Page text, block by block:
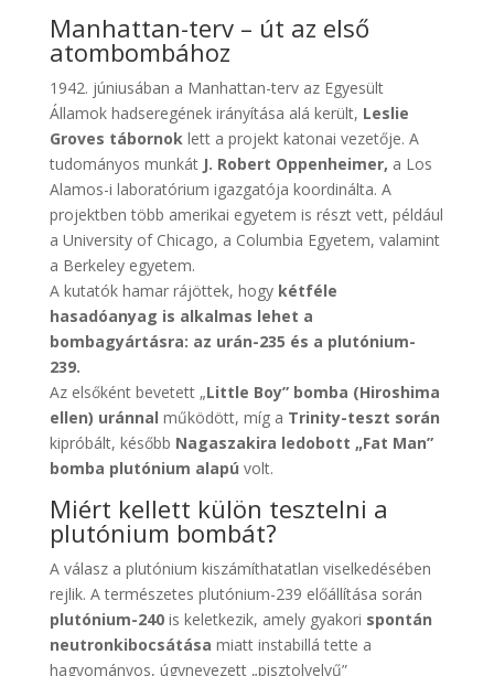
Manhattan-terv – út az első
atombombához
1942. júniusában a Manhattan-terv az Egyesült
Államok hadseregének irányítása alá került, Leslie
Groves tábornoklett a projekt katonai vezetője. A
tudományos munkát J. Robert Oppenheimer, a Los
Alamos-i laboratórium igazgatója koordinálta. A
projektben több amerikai egyetem is részt vett, például
a University of Chicago, a Columbia Egyetem, valamint
a Berkeley egyetem.
A kutatók hamar rájöttek, hogy kétféle
hasadóanyag is alkalmas lehet a
bombagyártásra: az urán-235 és a plutónium-
239.
Az elsőként bevetett „Little Boy” bomba (Hiroshima
ellen) uránnal működött, míg a Trinity-teszt során
kipróbált, később Nagaszakira ledobott „Fat Man”
bomba plutónium alapú volt.
Miért kellett külön tesztelni a
plutónium bombát?
A válasz a plutónium kiszámíthatatlan viselkedésében
rejlik. A természetes plutónium-239 előállítása során
plutónium-240is keletkezik, amely gyakori spontán
neutronkibocsátása miatt instabillá tette a
hagyományos, úgynevezett „pisztolyelvű”